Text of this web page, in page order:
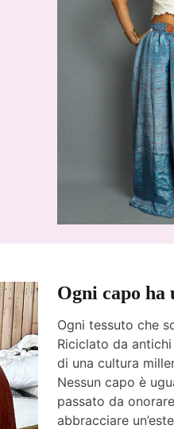
Ogni capo ha
Ogni tessuto che
Riciclato da
di una cultura
Nessun capo è
passato da
abbracciare